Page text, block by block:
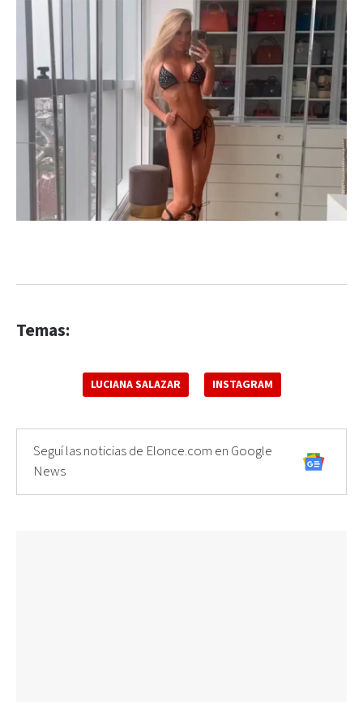
Temas:
LUCIANA SALAZAR INSTAGRAM
Seguí las noticias de Elonce.com en Google
News